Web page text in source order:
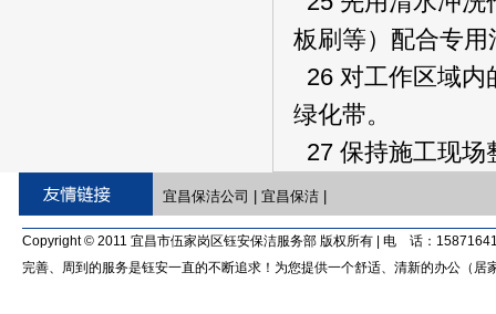
板刷等）配合专
26 对工作区域内
绿化带。
27 保持施工现场
宜昌保洁公司 宜昌保洁|
Copyright © 2011 宜昌市伍家岗区钰安保洁服务部 版权所有 | 电 话：
完善、周到的服务是钰安一直的不断追求！为您提供一个舒适、清新的办公（